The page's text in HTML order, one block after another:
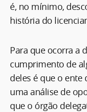
é, no mínimo,
história do
Para que ocorra a
cumprimento de
deles é que o ente
uma análise de
que o órgão